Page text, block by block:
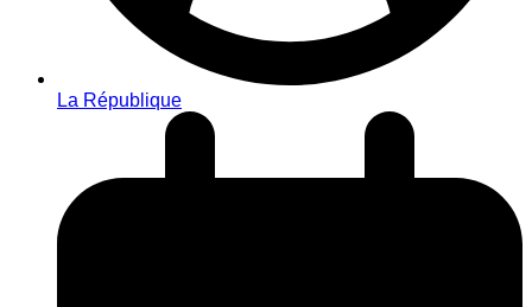
La République